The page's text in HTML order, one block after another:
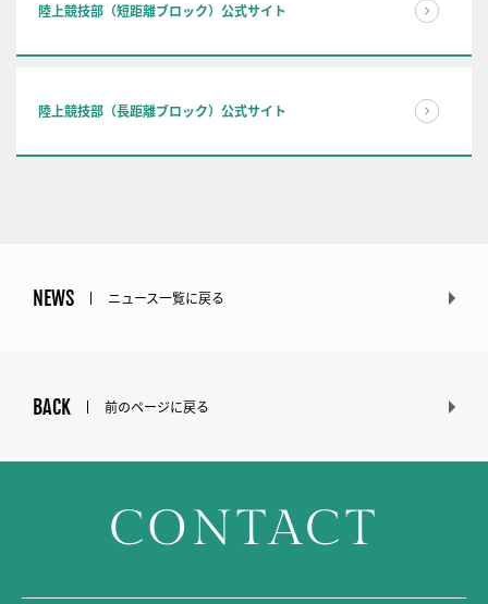
陸上競技部（短距離ブロック）公式サイト
陸上競技部（長距離ブロック）公式サイト
NEWS ニュース一覧に戻る
BACK 前のページに戻る
CONTACT